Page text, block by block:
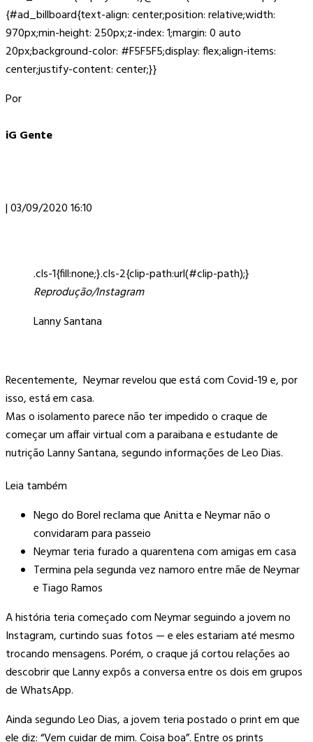
{#ad_billboard{text-align: center;position: relative;width:
970px;min-height: 250px;z-index: 1;margin: 0 auto
20px;background-color: #F5F5F5;display: flex;align-items:
center;justify-content: center;}}
Por
iG Gente
| 03/09/2020 16:10
.cls-1{fill:none;}.cls-2{clip-path:url(#clip-path);}
Reprodução/Instagram
Lanny Santana
Recentemente, Neymar revelou que está com Covid-19 e, por
isso, está em casa.
Mas o isolamento parece não ter impedido o craque de
começar um affair virtual com a paraibana e estudante de
nutrição Lanny Santana, segundo informações de Leo Dias.
Leia também
Nego do Borel reclama que Anitta e Neymar não o
convidaram para passeio
Neymar teria furado a quarentena com amigas em casa
Termina pela segunda vez namoro entre mãe de Neymar
e Tiago Ramos
A história teria começado com Neymar seguindo a jovem no
Instagram, curtindo suas fotos — e eles estariam até mesmo
trocando mensagens. Porém, o craque já cortou relações ao
descobrir que Lanny expôs a conversa entre os dois em grupos
de WhatsApp.
Ainda segundo Leo Dias, a jovem teria postado o print em que